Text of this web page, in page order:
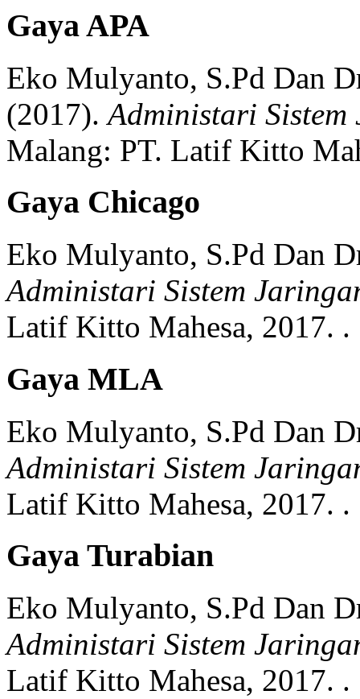
Gaya APA
Eko Mulyanto, S.Pd Dan
(2017). Administari
Malang: PT. Latif Kitto
Gaya Chicago
Eko Mulyanto, S.Pd Dan
Administari Sistem
Latif Kitto Mahesa, 2017. .
Gaya MLA
Eko Mulyanto, S.Pd Dan
Administari Sistem
Latif Kitto Mahesa, 2017. .
Gaya Turabian
Eko Mulyanto, S.Pd Dan
Administari Sistem
Latif Kitto Mahesa, 2017. .